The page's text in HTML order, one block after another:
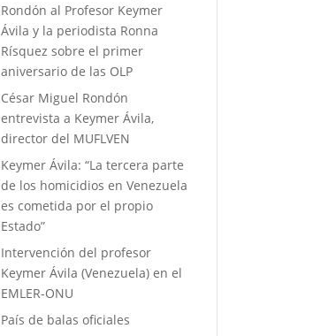
Rondón al Profesor Keymer
Ávila y la periodista Ronna
Rísquez sobre el primer
aniversario de las OLP
César Miguel Rondón
entrevista a Keymer Ávila,
director del MUFLVEN
Keymer Ávila: “La tercera parte
de los homicidios en Venezuela
es cometida por el propio
Estado”
Intervención del profesor
Keymer Ávila (Venezuela) en el
EMLER-ONU
País de balas oficiales